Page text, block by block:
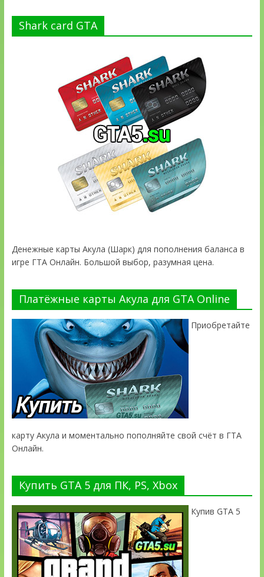
Shark card GTA
Денежные карты Акула (Шарк) для пополнения баланса в
игре ГТА Онлайн. Большой выбор, разумная цена.
Платёжные карты Акула для GTA Online
Приобретайте
карту Акула и моментально пополняйте свой счёт в ГТА
Онлайн.
Купить GTA 5 для ПК, PS, Xbox
Купив GTA 5